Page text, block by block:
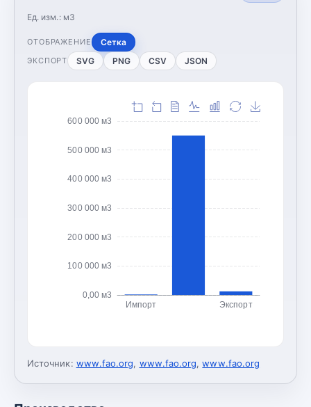
Ед. изм.: м3
ОТОБРАЖЕНИЕ Сетка
ЭКСПОРТ SVG PNG CSV JSON
0,00 м3
100 000 м3
200 000 м3
300 000 м3
400 000 м3
500 000 м3
600 000 м3
Импорт Экспорт
Источник: www.fao.org, www.fao.org,www.fao.org